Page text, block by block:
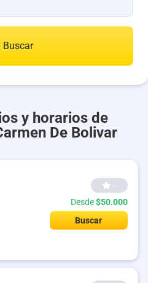
Buscar
y horarios de
De Bolivar
--
Desde$50.000
Buscar